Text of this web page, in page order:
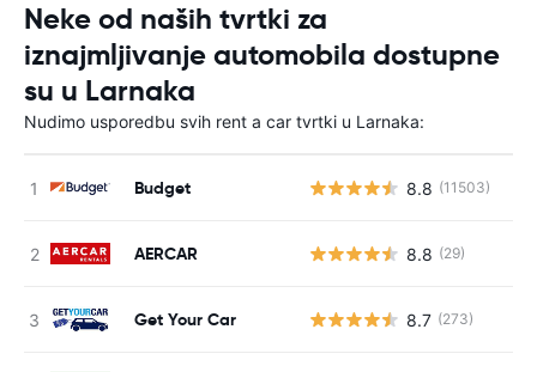
Neke od naših tvrtki za
iznajmljivanje automobila dostupne
su u Larnaka
Nudimo usporedbu svih rent a car tvrtki u Larnaka:
Budget 8.8 (11503)
AERCAR 8.8 (29)
Get Your Car 8.7 (273)